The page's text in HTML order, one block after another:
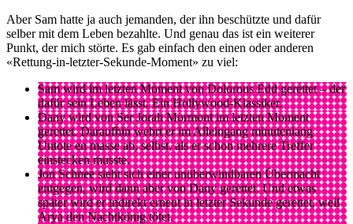
Aber Sam hatte ja auch jemanden, der ihn beschützte und dafür
selber mit dem Leben bezahlte. Und genau das ist ein weiterer
Punkt, der mich störte. Es gab einfach den einen oder anderen
«Rettung-in-letzter-Sekunde-Moment» zu viel:
Sam wird im letzten Moment von Dolorous Edd gerettet – der
dafür sein Leben lässt. Ein Hollywood-Klassiker.
Dany wird von Ser Jorah Mormont im letzten Moment
gerettet. Daraufhin wehrt er im Alleingang minutenlang
Untote en masse ab, selbst, als er schon mehrere Treffer
einstecken musste.
Jon Schnee sieht sich einer unüberwindbaren Übermacht
entgegen, wird dann aber von Dany gerettet. Und etwas
später wird er indirekt erneut in letzter Sekunde gerettet, weil
Arya den Nachtkönig tötet.